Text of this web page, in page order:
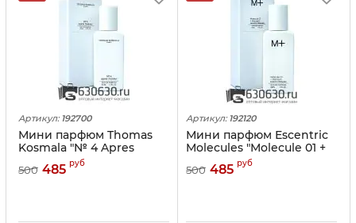
Артикул: 192700
Мини парфюм Thomas
Kosmala "№ 4 Apres
L'Amour" 33 ml
500 485 руб
Артикул: 192120
Мини парфюм Escentric
Molecules "Molecule 01 +
Mandarin" 33 ml
500 485 руб